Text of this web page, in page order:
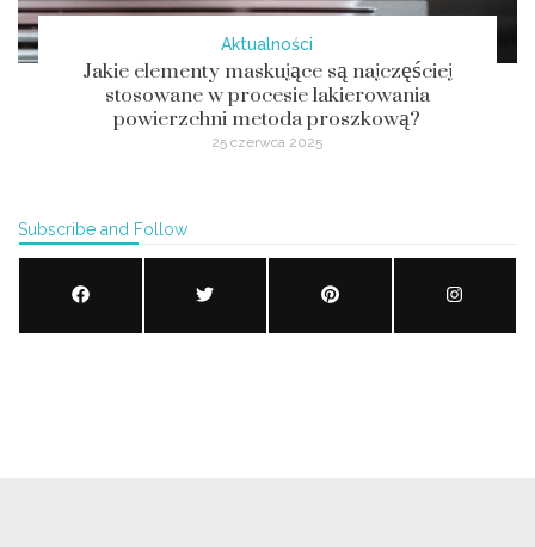
Aktualności
Jakie elementy maskujące są najczęściej
stosowane w procesie lakierowania
powierzchni metoda proszkową?
25 czerwca 2025
Subscribe and Follow